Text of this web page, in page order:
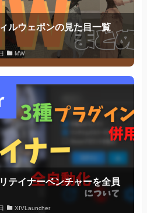
ルウェポンの見た目一覧
MW
テイナーベンチャーを全員
XIVLauncher